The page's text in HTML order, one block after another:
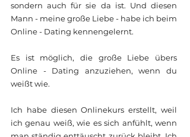
sondern auch für sie da ist. Und diesen
Mann - meine große Liebe - habe ich beim
Online - Dating kennengelernt.
Es ist möglich, die große Liebe übers
Online - Dating anzuziehen, wenn du
weißt wie.
Ich habe diesen Onlinekurs erstellt, weil
ich genau weiß, wie es sich anfühlt, wenn